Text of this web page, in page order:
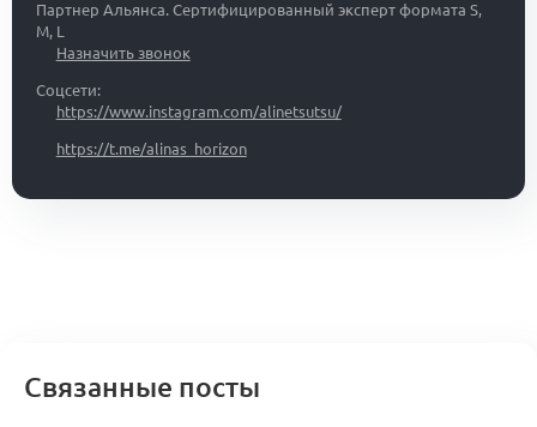
Партнер Альянса. Сертифицированный эксперт формата S,
M, L
Назначить звонок
Соцсети:
https://www.instagram.com/alinetsutsu/
https://t.me/alinas_horizon
Связанные посты